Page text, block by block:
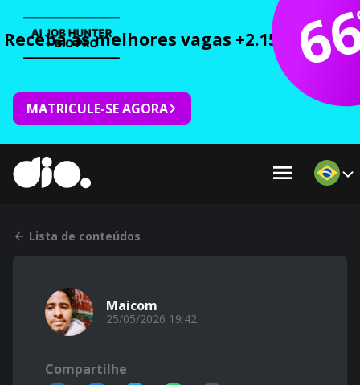
Receba as melhores vagas +2.150 cursos
MATRICULE-SE AGORA
Lista de conteúdos
Maicom
25/05/2026 19:42
Compartilhe